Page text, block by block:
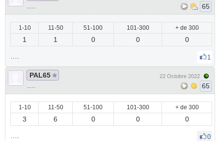
65
1-10 11-50 51-100 101-300 + de 300
1 1 0 0 0
1
PAL65
22 Octobre 2022
65
1-10 11-50 51-100 101-300 + de 300
3 6 0 0 0
0